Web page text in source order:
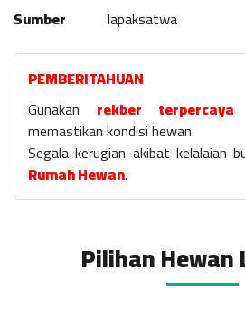
Sumber
lapaksatwa
PEMBERITAHUAN
Gunakan rekber terpercaya
memastikan kondisi hewan.
Segala kerugian akibat kelalaian
Rumah Hewan.
Pilihan Hewan